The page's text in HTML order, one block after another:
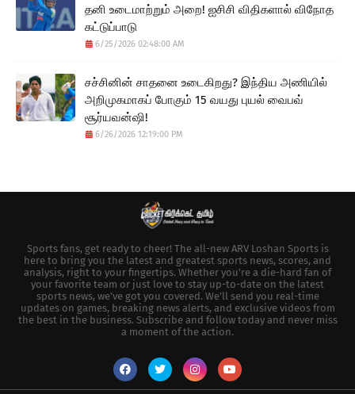
தனி உடைமாற்றும் அறை! ஐசிசி விதிகளால் விநோத
கட்டுப்பாடு
6/25/2026 02:48:00 AM
சச்சினின் சாதனை உடைகிறது? இந்திய அணியில்
அறிமுகமாகப் போகும் 15 வயது புயல் வைபவ்
சூர்யவன்ஷி!
6/26/2026 12:19:00 PM
Sports fans, get ready to cheer! The all-new ARV Loshan Sports is
here to bring you the latest and greatest sports news, scores, and
analysis, right to your fingertips. Whether you're a die-hard fan of
your favorite team or just love to stay up-to-date on the latest
sports news, we've got you covered. We'll send you real-time
updates on games, breaking news alerts, and exclusive videos from
the best in the business. Subscribe and follow today and never miss
a moment of the action.